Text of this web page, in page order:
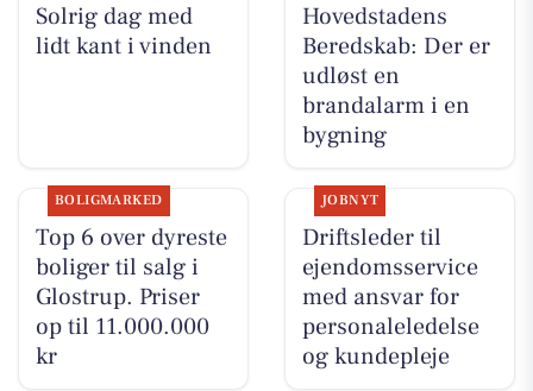
Solrig dag med
lidt kant i vinden
Hovedstadens
Beredskab: Der er
udløst en
brandalarm i en
bygning
BOLIGMARKED
Top 6 over dyreste
boliger til salg i
Glostrup. Priser
op til 11.000.000
kr
JOBNYT
Driftsleder til
ejendomsservice
med ansvar for
personaleledelse
og kundepleje